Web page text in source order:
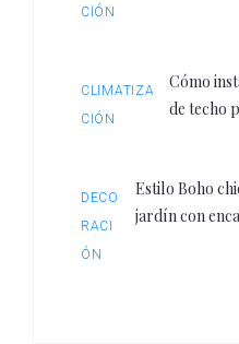
CIÓN
CLIMATIZA
CIÓN
Cómo
de techo
DECO
RACI
ÓN
Estilo Boho
jardín con